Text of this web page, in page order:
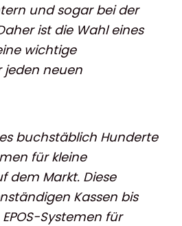
und sogar bei der
ist die Wahl eines
wichtige
jeden neuen
buchstäblich Hunderte
für kleine
dem Markt. Diese
Kassen bis
Systemen für